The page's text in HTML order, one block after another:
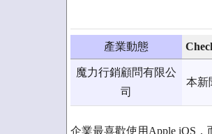
產業動態
魔力行銷顧問有限公
司
本新
企業最喜歡使用Apple iOS